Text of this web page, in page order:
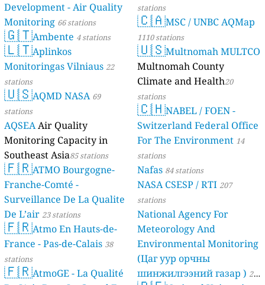
Development - Air Quality
Monitoring 66 stations
🇬🇹Ambente 4 stations
🇱🇹Aplinkos
Monitoringas Vilniaus 22
stations
🇺🇸AQMD NASA 69
stations
AQSEAAir Quality
Monitoring Capacity in
Southeast Asia85 stations
🇫🇷ATMO Bourgogne-
Franche-Comté -
Surveillance De La Qualite
De L’air 23 stations
🇫🇷Atmo En Hauts-de-
France - Pas-de-Calais 38
stations
🇫🇷AtmoGE - La Qualité
stations
🇨🇦MSC / UNBC AQMap
1110 stations
🇺🇸Multnomah MULTCO
Multnomah County
Climate and Health20
stations
🇨🇭NABEL / FOEN -
Switzerland Federal Office
For The Environment 14
stations
Nafas 84 stations
NASA CSESP / RTI 207
stations
National Agency For
Meteorology And
Environmental Monitoring
(Цаг уур орчны
шинжилгээний газар ) 21